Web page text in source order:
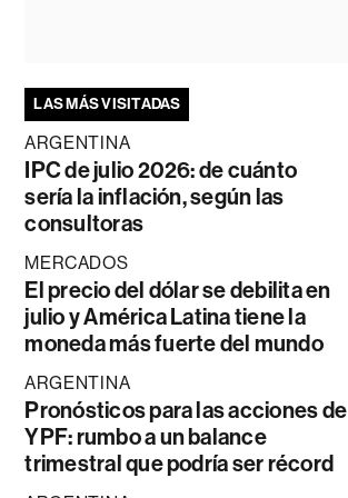
LAS MÁS VISITADAS
ARGENTINA
IPC de julio 2026: de cuánto
sería la inflación, según las
consultoras
MERCADOS
El precio del dólar se debilita en
julio y América Latina tiene la
moneda más fuerte del mundo
ARGENTINA
Pronósticos para las acciones de
YPF: rumbo a un balance
trimestral que podría ser récord